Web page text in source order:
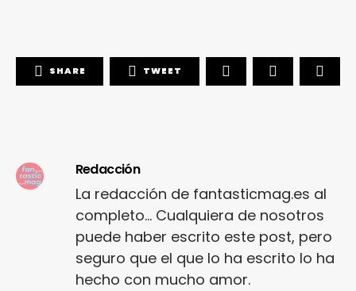
SHARE TWEET
Redacción
La redacción de fantasticmag.es al
completo... Cualquiera de nosotros
puede haber escrito este post, pero
seguro que el que lo ha escrito lo ha
hecho con mucho amor.